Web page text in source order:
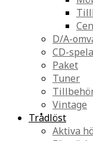
D/A-
CD-
Paket
Tuner
Vintage
Trådlöst
Aktiva